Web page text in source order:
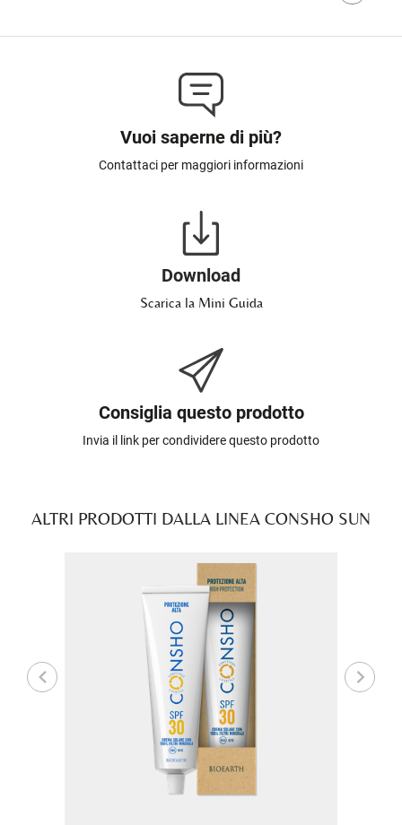
Vuoi saperne di più?
Contattaci per maggiori informazioni
Download
Scarica la Mini Guida
Consiglia questo prodotto
Invia il link per condividere questo prodotto
ALTRI PRODOTTI DALLA LINEA CONSHO SUN